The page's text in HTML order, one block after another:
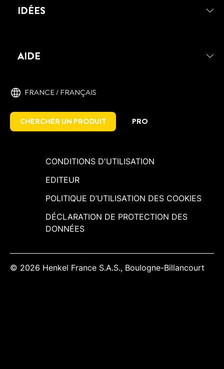
IDÉES
AIDE
FRANCE / ‎FRANÇAIS
CHERCHER UN PRODUIT PRO
CONDITIONS D'UTILISATION
EDITEUR
POLITIQUE D’UTILISATION DES COOKIES
DÉCLARATION DE PROTECTION DES
DONNÉES
© 2026 Henkel France S.A.S., Boulogne-Billancourt